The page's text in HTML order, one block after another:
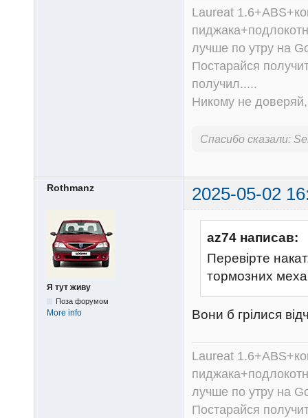
Laureat
лучше по утру на
Постарайся
получил.....
Никому не
Спасибо сказали:
Rothmanz 2025-05-02
Я тут живу
Поза форумом
More info
az74 написав:
Перевірте
тормозних
Вони б грілися
Laureat
лучше по утру на
Постарайся